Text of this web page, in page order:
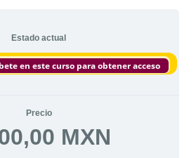
Estado actual
en este curso para obtener acceso
Precio
MXN